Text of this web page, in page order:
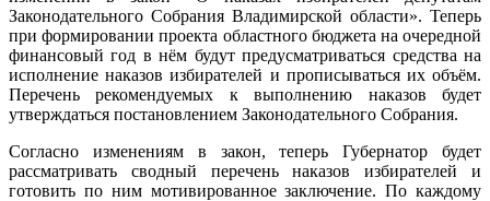
Законодательного Собрания Владимирской области». Теперь
при формировании проекта областного бюджета на очередной
финансовый год в нём будут предусматриваться средства на
исполнение наказов избирателей и прописываться их объём.
Перечень рекомендуемых к выполнению наказов будет
утверждаться постановлением Законодательного Собрания.
Согласно изменениям в закон, теперь Губернатор будет
рассматривать сводный перечень наказов избирателей и
готовить по ним мотивированное заключение. По каждому